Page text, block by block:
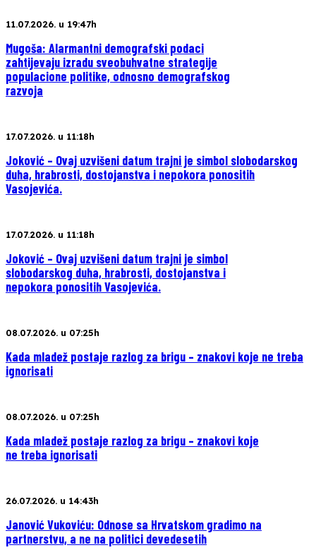
11.07.2026. u 19:47h
Mugoša: Alarmantni demografski podaci
zahtijevaju izradu sveobuhvatne strategije
populacione politike, odnosno demografskog
razvoja
17.07.2026. u 11:18h
Joković – Ovaj uzvišeni datum trajni je simbol slobodarskog
duha, hrabrosti, dostojanstva i nepokora ponositih
Vasojevića.
17.07.2026. u 11:18h
Joković – Ovaj uzvišeni datum trajni je simbol
slobodarskog duha, hrabrosti, dostojanstva i
nepokora ponositih Vasojevića.
08.07.2026. u 07:25h
Kada mladež postaje razlog za brigu – znakovi koje ne treba
ignorisati
08.07.2026. u 07:25h
Kada mladež postaje razlog za brigu – znakovi koje
ne treba ignorisati
26.07.2026. u 14:43h
Janović Vukoviću: Odnose sa Hrvatskom gradimo na
partnerstvu, a ne na politici devedesetih